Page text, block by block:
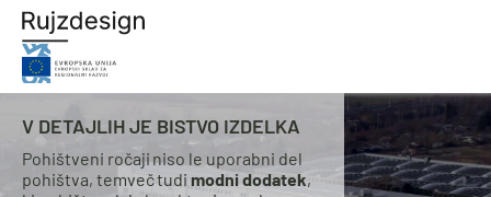
V DETAJLIH JE BISTVO IZDELKA
Pohištveni ročaji niso le uporabni del
pohištva, temveč tudimodni dodatek,